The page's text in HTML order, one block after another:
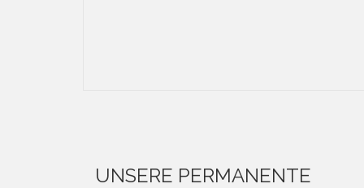
UNSERE PERMANENTE